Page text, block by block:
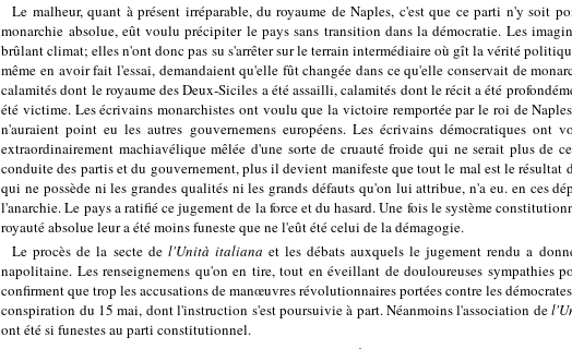
Le malheur, quant à présent irréparable, du royaume de Naples, c'est que ce parti n'y
monarchie absolue, eût voulu précipiter le pays sans transition dans la démocratie. Les
brûlant climat; elles n'ont donc pas su s'arrêter sur le terrain intermédiaire où gît la vérité
même en avoir fait l'essai, demandaient qu'elle fût changée dans ce qu'elle conservait de
calamités dont le royaume des Deux-Siciles a été assailli, calamités dont le récit a été
été victime. Les écrivains monarchistes ont voulu que la victoire remportée par le roi de
n'auraient point eu les autres gouvernemens européens. Les écrivains démocratiques
extraordinairement machiavélique mêlée d'une sorte de cruauté froide qui ne serait plus de
conduite des partis et du gouvernement, plus il devient manifeste que tout le mal est le
qui ne possède ni les grandes qualités ni les grands défauts qu'on lui attribue, n'a eu. en ces
l'anarchie. Le pays a ratifié ce jugement de la force et du hasard. Une fois le système
royauté absolue leur a été moins funeste que ne l'eût été celui de la démagogie.
Le procès de la secte de l'Unità italiana et les débats auxquels le jugement rendu a
napolitaine. Les renseignemens qu'on en tire, tout en éveillant de douloureuses sympathies
confirment que trop les accusations de manœuvres révolutionnaires portées contre les
conspiration du 15 mai, dont l'instruction s'est poursuivie à part. Néanmoins l'association de
ont été si funestes au parti constitutionnel.